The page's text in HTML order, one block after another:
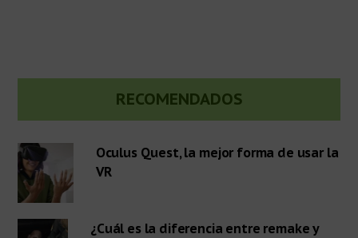
lateral
primaria
RECOMENDADOS
Oculus Quest, la mejor forma de usar la
VR
¿Cuál es la diferencia entre remake y